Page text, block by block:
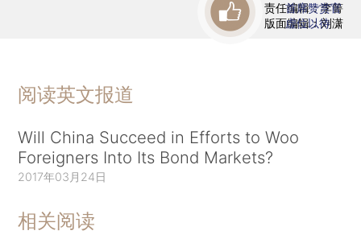
责任编辑：李箐
版面编辑：刘潇
首席赞赏官
虚位以待
阅读英文报道
Will China Succeed in Efforts to Woo
Foreigners Into Its Bond Markets?
2017年03月24日
相关阅读